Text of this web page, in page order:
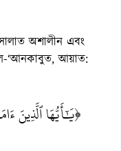
অশালীন এবং
‘আনকাবুত, আয়াত:
﴿يَٰٓأَيُّهَا ٱلَّذِينَ